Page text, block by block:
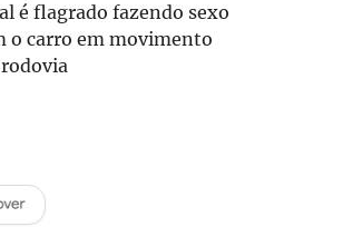
é flagrado fazendo sexo
o carro em movimento